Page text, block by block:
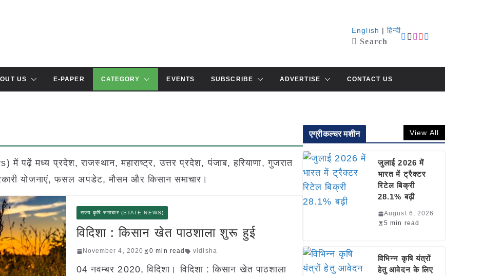
English | हिन्दी
Search
US E-PAPER CATEGORY EVENTS SUBSCRIBE ADVERTISE CONTACT US
पढ़ें मध्य प्रदेश, राजस्थान, महाराष्ट्र, उत्तर प्रदेश, पंजाब, हरियाणा, गुजरात
योजनाएं, फसल अपडेट, मौसम और किसान समाचार।
राज्य कृषि समाचार (STATE NEWS)
विदिशा : किसान खेत पाठशाला शुरू हुई
November 4, 2020 0 min read vidisha
04 नवम्बर 2020, विदिशा। विदिशा : किसान खेत पाठशाला
एग्रीकल्चर मशीन View All
जुलाई 2026 में
भारत में ट्रैक्टर
रिटेल बिक्री
28.1% बढ़ी
August 6, 2026
5 min read
विभिन्न कृषि यंत्रों
हेतु आवेदन के लिए